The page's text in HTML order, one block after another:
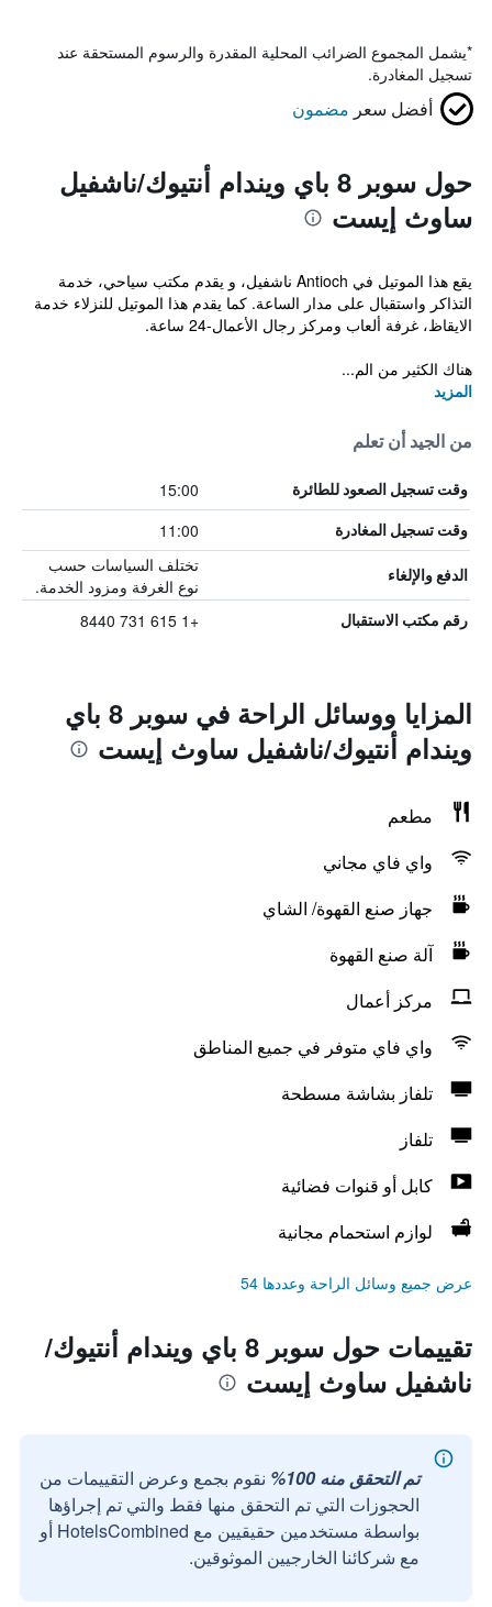
*يشمل المجموع الضرائب المحلية المقدرة والرسوم المستحقة عند
تسجيل المغادرة.
أفضل سعر مضمون
حول سوبر 8 باي ويندام أنتيوك/ناشفيل
ساوث إيست
يقع هذا الموتيل في Antioch ناشفيل، و يقدم مكتب سياحي، خدمة
التذاكر واستقبال على مدار الساعة. كما يقدم هذا الموتيل للنزلاء خدمة
الايقاظ، غرفة ألعاب ومركز رجال الأعمال-24 ساعة.
هناك الكثير من الم...
المزيد
من الجيد أن تعلم
وقت تسجيل الصعود للطائرة 15:00
وقت تسجيل المغادرة 11:00
الدفع والإلغاء
تختلف السياسات حسب
نوع الغرفة ومزود الخدمة.
رقم مكتب الاستقبال +1 615 731 8440
المزايا ووسائل الراحة في سوبر 8 باي
ويندام أنتيوك/ناشفيل ساوث إيست
مطعم
واي فاي مجاني
جهاز صنع القهوة/ الشاي
آلة صنع القهوة
مركز أعمال
واي فاي متوفر في جميع المناطق
تلفاز بشاشة مسطحة
تلفاز
كابل أو قنوات فضائية
لوازم استحمام مجانية
عرض جميع وسائل الراحة وعددها 54
تقييمات حول سوبر 8 باي ويندام أنتيوك/
ناشفيل ساوث إيست
تم التحقق منه 100%
نقوم بجمع وعرض التقييمات من
الحجوزات التي تم التحقق منها فقط والتي تم إجراؤها
بواسطة مستخدمين حقيقيين مع HotelsCombined أو
مع شركائنا الخارجيين الموثوقين.